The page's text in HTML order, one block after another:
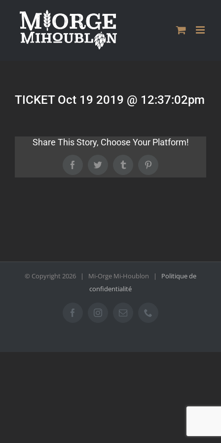
contenu
TICKET Oct 19 2019 @ 12:37:02pm
Share This Story, Choose Your Platform!
FacebookTwitter Tumblr
© Copyright2026 | Mi-Orge Mi-Houblon | Politique de
confidentialité
FacebookInstagramEmail